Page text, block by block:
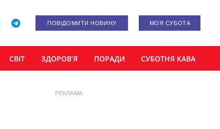
ПОВІДОМИТИ НОВИНУ МОЯ СУБОТА
СВІТ ЗДОРОВ’Я ПОРАДИ СУБОТНЯ КАВА
РЕКЛАМА